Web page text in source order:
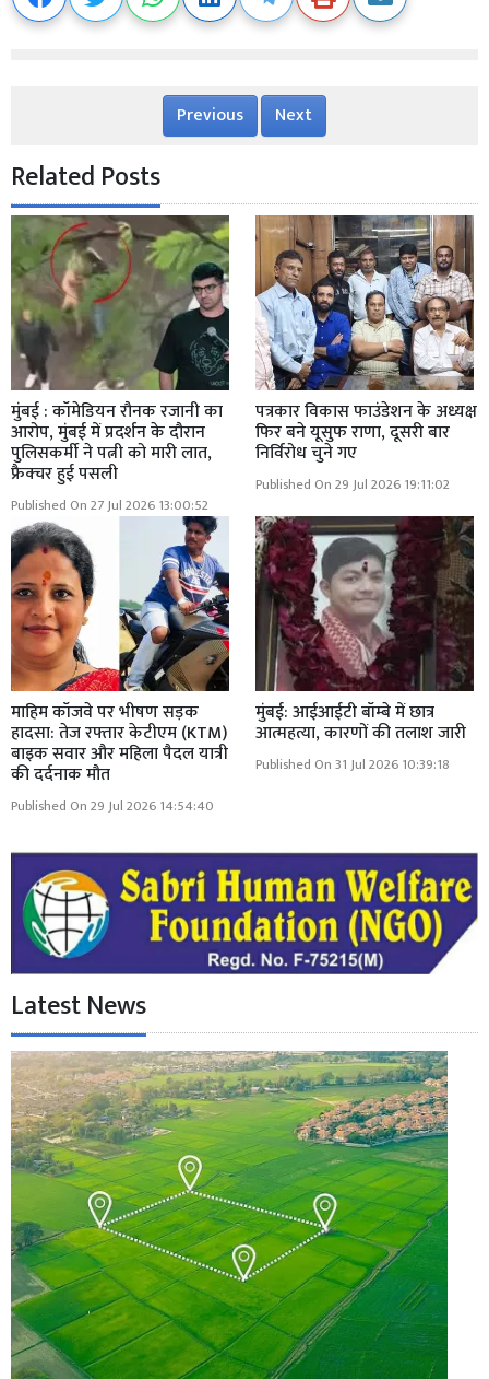
Previous Next
Related Posts
मुंबई : कॉमेडियन रौनक रजानी का
आरोप, मुंबई में प्रदर्शन के दौरान
पुलिसकर्मी ने पत्नी को मारी लात,
फ्रैक्चर हुई पसली
Published On 27 Jul 2026 13:00:52
पत्रकार विकास फाउंडेशन के अध्यक्ष
फिर बने यूसुफ राणा, दूसरी बार
निर्विरोध चुने गए
Published On 29 Jul 2026 19:11:02
माहिम कॉजवे पर भीषण सड़क
हादसा: तेज रफ्तार केटीएम (KTM)
बाइक सवार और महिला पैदल यात्री
की दर्दनाक मौत
Published On 29 Jul 2026 14:54:40
मुंबई: आईआईटी बॉम्बे में छात्र
आत्महत्या, कारणों की तलाश जारी
Published On 31 Jul 2026 10:39:18
Latest News